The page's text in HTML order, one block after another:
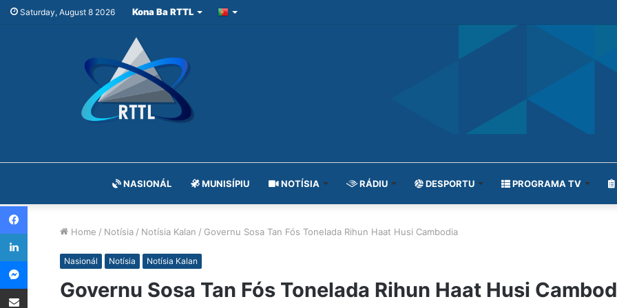
Saturday, August 8 2026 Kona Ba RTTL
NASIONÁL MUNISÍPIU NOTÍSIA RÁDIU DESPORTU PROGRAMA TV
Home / Notísia / Notísia Kalan / Governu Sosa Tan Fós Tonelada Rihun Haat Husi Cambodia
Nasionál Notísia Notísia Kalan
Governu Sosa Tan Fós Tonelada Rihun Haat Husi
Facebook
LinkedIn
Messenger